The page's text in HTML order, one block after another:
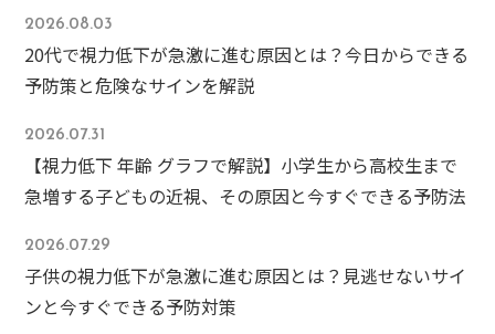
2026.08.03
20代で視力低下が急激に進む原因とは？今日からできる
予防策と危険なサインを解説
2026.07.31
【視力低下 年齢 グラフで解説】小学生から高校生まで
急増する子どもの近視、その原因と今すぐできる予防法
2026.07.29
子供の視力低下が急激に進む原因とは？見逃せないサイ
ンと今すぐできる予防対策